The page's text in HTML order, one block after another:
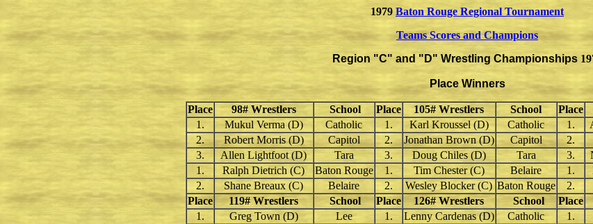
1979 Baton Rouge Regional Tournament
Teams Scores and Champions
Region "C" and "D" Wrestling Championships
Place Winners
Place 98# Wrestlers School Place 105# Wrestlers School Place
1.
Mukul Verma (D) Catholic 1. Karl Kroussel (D) Catholic 1.
2.
Robert Morris (D) Capitol 2. Jonathan Brown (D) Capitol 2.
3.
Allen Lightfoot (D) Tara 3. Doug Chiles (D) Tara 3.
1.
Ralph Dietrich (C) Baton Rouge 1. Tim Chester (C) Belaire 1.
2.
Shane Breaux (C) Belaire 2. Wesley Blocker (C) Baton Rouge 2.
Place
119# Wrestlers School Place 126# Wrestlers School Place
1.
Greg Town (D) Lee 1. Lenny Cardenas (D) Catholic 1.